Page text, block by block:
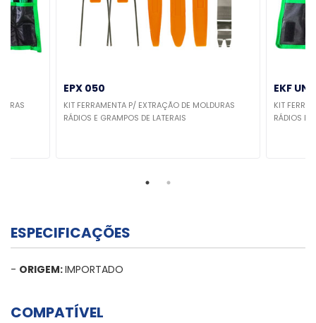
EPX 050
KIT FERRAMENTA P/ EXTRAÇÃO DE MOLDURAS
RÁDIOS E GRAMPOS DE LATERAIS
EKF
KIT
RÁDIOS E
ESPECIFICAÇÕES
- ORIGEM:IMPORTADO
COMPATÍVEL